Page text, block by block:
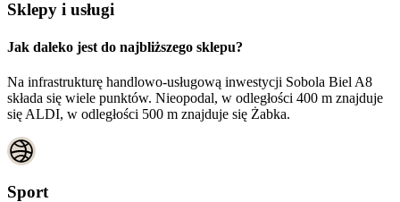
Sklepy i usługi
Jak daleko jest do najbliższego sklepu?
Na infrastrukturę handlowo-usługową inwestycji Sobola Biel A8
składa się wiele punktów. Nieopodal, w odległości 400 m znajduje
się ALDI, w odległości 500 m znajduje się Żabka.
Sport